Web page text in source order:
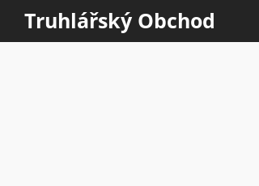
Truhlářský Obchod